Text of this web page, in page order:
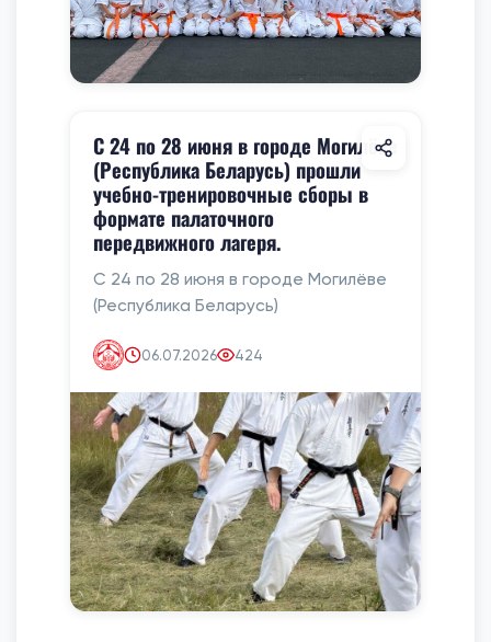
С 24 по 28 июня в городе Могилёве
(Республика Беларусь) прошли
учебно-тренировочные сборы в
формате палаточного
передвижного лагеря.
С 24 по 28 июня в городе Могилёве
(Республика Беларусь)
06.07.2026 424